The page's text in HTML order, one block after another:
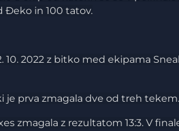
Đeko in 100 tatov.
10. 2022 z bitko med ekipama
je prva zmagala dve od treh tekem.
zmagala z rezultatom 13:3. V